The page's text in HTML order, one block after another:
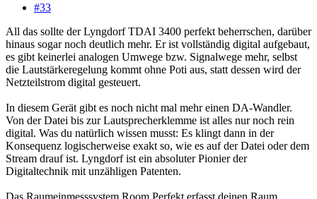
#33
All das sollte der Lyngdorf TDAI 3400 perfekt beherrschen, darüber
hinaus sogar noch deutlich mehr. Er ist vollständig digital aufgebaut,
es gibt keinerlei analogen Umwege bzw. Signalwege mehr, selbst
die Lautstärkeregelung kommt ohne Poti aus, statt dessen wird der
Netzteilstrom digital gesteuert.
In diesem Gerät gibt es noch nicht mal mehr einen DA-Wandler.
Von der Datei bis zur Lautsprecherklemme ist alles nur noch rein
digital. Was du natürlich wissen musst: Es klingt dann in der
Konsequenz logischerweise exakt so, wie es auf der Datei oder dem
Stream drauf ist. Lyngdorf ist ein absoluter Pionier der
Digitaltechnik mit unzähligen Patenten.
Das Raumeinmesssystem Room Perfekt erfasst deinen Raum